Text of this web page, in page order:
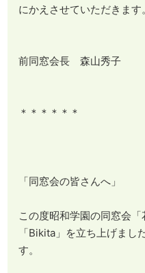
にかえさせていただきます。
前同窓会長 森山秀子
＊＊＊＊＊＊
「同窓会の皆さんへ」
この度昭和学園の同窓会
「Bikita」を立ち上げまし
す。